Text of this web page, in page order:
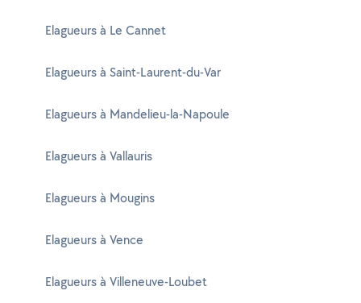
Elagueurs à Le Cannet
Elagueurs à Saint-Laurent-du-Var
Elagueurs à Mandelieu-la-Napoule
Elagueurs à Vallauris
Elagueurs à Mougins
Elagueurs à Vence
Elagueurs à Villeneuve-Loubet